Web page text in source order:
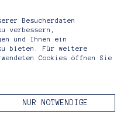
Bild, 724-4
Besucherdaten
verbessern,
und Ihnen ein
bieten. Für weitere
Cookies öffnen Sie
NUR NOTWENDIGE